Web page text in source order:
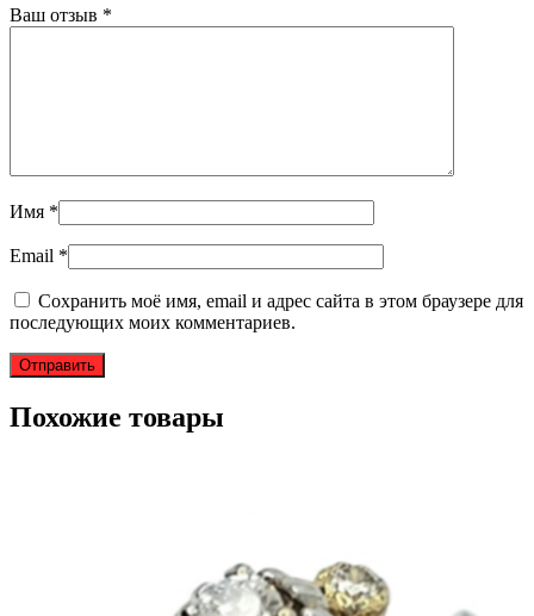
Ваш отзыв *
Имя *
Email *
Сохранить моё имя, email и адрес сайта в этом браузере для
последующих моих комментариев.
Похожие товары